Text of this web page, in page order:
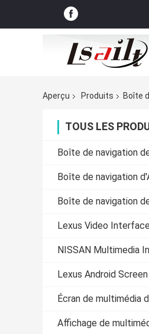
Aperçu
Produits Boîte
TOUS LES
Boîte de navigation
Boîte de navigation
Boîte de navigation
Lexus Video Interface
NISSAN Multimedia
Lexus Android Screen
Écran de multimédia
Affichage de